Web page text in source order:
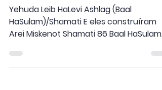
Yehuda Leib HaLevi Ashlag (Baal
HaSulam)/Shamati E eles construíram
Arei Miskenot Shamati 86 Baal HaSulam.